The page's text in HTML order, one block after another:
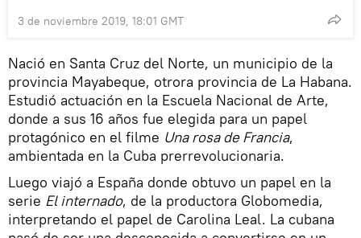
3 de noviembre 2019, 18:01 GMT
Nació en Santa Cruz del Norte, un municipio de la
provincia Mayabeque, otrora provincia de La Habana.
Estudió actuación en la Escuela Nacional de Arte,
donde a sus 16 años fue elegida para un papel
protagónico en el filme Una rosa de Francia,
ambientada en la Cuba prerrevolucionaria.
Luego viajó a España donde obtuvo un papel en la
serie El internado, de la productora Globomedia,​
interpretando el papel de Carolina Leal. La cubana